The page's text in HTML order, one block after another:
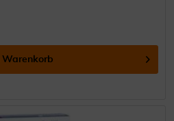
Warenkorb